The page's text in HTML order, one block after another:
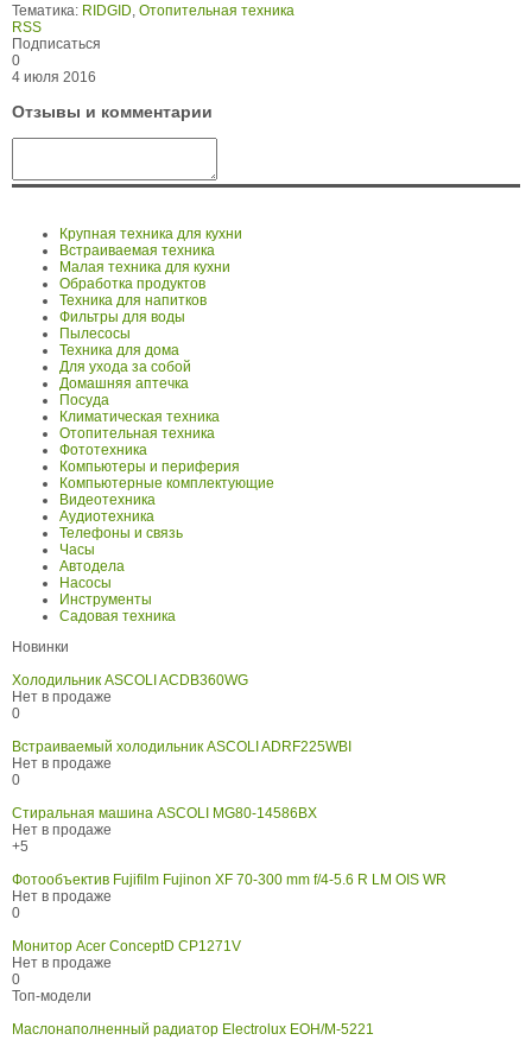
Тематика: RIDGID Отопительная техника
RSS
Подписаться
0
4 июля 2016
Отзывы и комментарии
Крупная техника для кухни
Встраиваемая техника
Малая техника для кухни
Обработка продуктов
Техника для напитков
Фильтры для воды
Пылесосы
Техника для дома
Для ухода за собой
Домашняя аптечка
Посуда
Климатическая техника
Отопительная техника
Фототехника
Компьютеры и периферия
Компьютерные комплектующие
Видеотехника
Аудиотехника
Телефоны и связь
Часы
Автодела
Насосы
Инструменты
Садовая техника
Новинки
Холодильник ASCOLI ACDB360WG
Нет в продаже
0
Встраиваемый холодильник ASCOLI ADRF225WBI
Нет в продаже
0
Стиральная машина ASCOLI MG80-14586BX
Нет в продаже
+5
Фотообъектив Fujifilm Fujinon XF 70-300 mm f/4-5.6 R LM OIS WR
Нет в продаже
0
Монитор Acer ConceptD CP1271V
Нет в продаже
0
Топ-модели
Маслонаполненный радиатор Electrolux EOH/M-5221